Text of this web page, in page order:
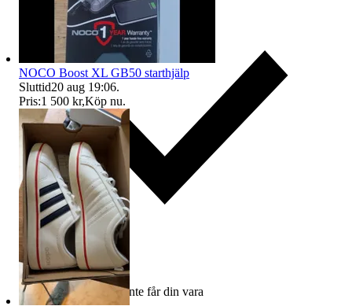
Ersättning om du inte får din vara
NOCO Boost XL GB50 starthjälp
Sluttid20 aug 19:06.
Pris:1 500 kr,Köp nu.